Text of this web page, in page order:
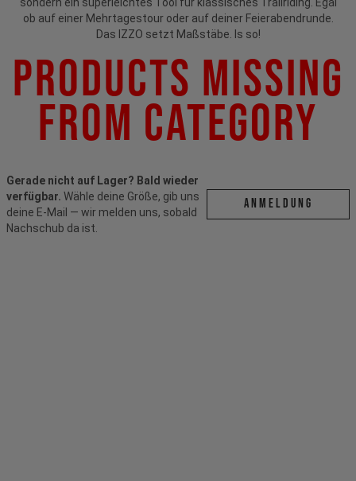
sondern ein superleichtes Tool für klassisches Trailriding. Egal
ob auf einer Mehrtagestour oder auf deiner Feierabendrunde.
Das IZZO setzt Maßstäbe. Is so!
Products Missing
From Category
Gerade nicht auf Lager? Bald wieder
verfügbar. Wähle deine Größe, gib uns
deine E-Mail — wir melden uns, sobald
Nachschub da ist.
ANMELDUNG